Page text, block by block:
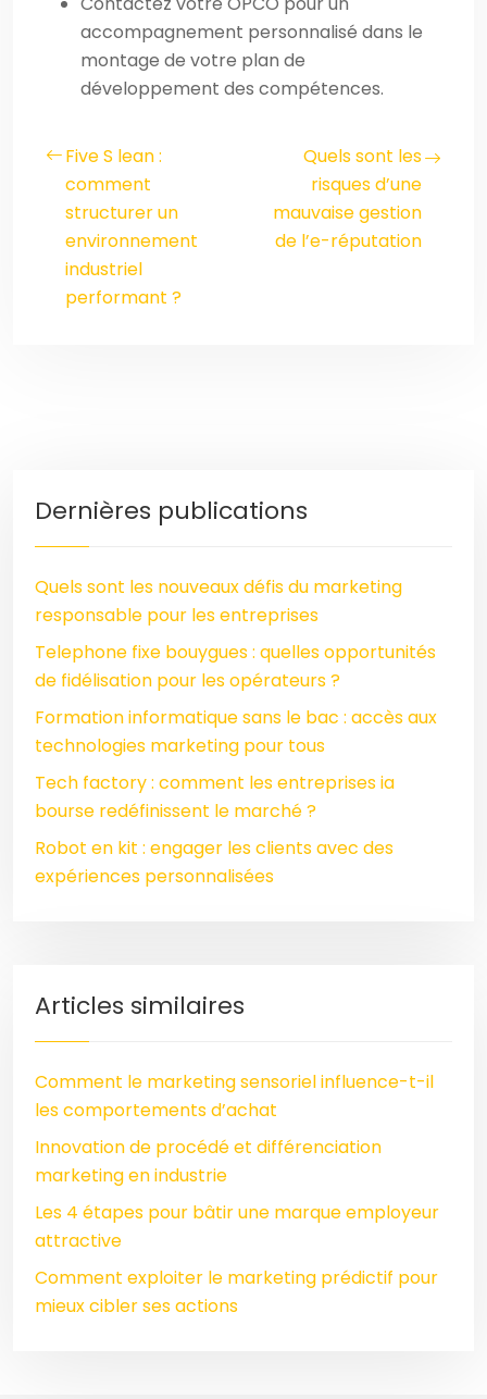
accompagnement personnalisé dans le
montage de votre plan de
développement des compétences.
Five S lean :
comment
structurer un
environnement
industriel
performant ?
Quels sont les
risques d’une
mauvaise gestion
de l’e-réputation
Dernières publications
Quels sont les nouveaux défis du marketing
responsable pour les entreprises
Telephone fixe bouygues : quelles opportunités
de fidélisation pour les opérateurs ?
Formation informatique sans le bac : accès aux
technologies marketing pour tous
Tech factory : comment les entreprises ia
bourse redéfinissent le marché ?
Robot en kit : engager les clients avec des
expériences personnalisées
Articles similaires
Comment le marketing sensoriel influence-t-il
les comportements d’achat
Innovation de procédé et différenciation
marketing en industrie
Les 4 étapes pour bâtir une marque employeur
attractive
Comment exploiter le marketing prédictif pour
mieux cibler ses actions